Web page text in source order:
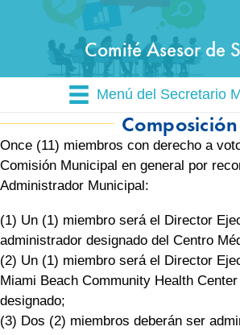
Comité Asesor de
Menú del Secretario
Composición
Once (11) miembros con derecho a
Comisión Municipal en general por
Administrador Municipal:
(1) Un (1) miembro será el Director
administrador designado del Centro
(2) Un (1) miembro será el Director
Miami Beach Community Health
designado;
(3) Dos (2) miembros deberán ser